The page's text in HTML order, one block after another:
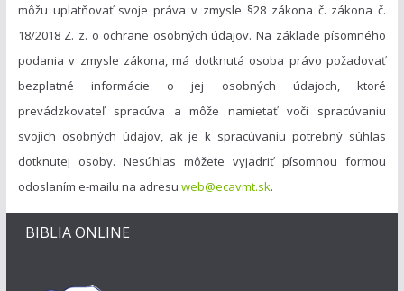
môžu uplatňovať svoje práva v zmysle §28 zákona č. zákona č.
18/2018 Z. z. o ochrane osobných údajov. Na základe písomného
podania v zmysle zákona, má dotknutá osoba právo požadovať
bezplatné informácie o jej osobných údajoch, ktoré
prevádzkovateľ spracúva a môže namietať voči spracúvaniu
svojich osobných údajov, ak je k spracúvaniu potrebný súhlas
dotknutej osoby. Nesúhlas môžete vyjadriť písomnou formou
odoslaním e-mailu na adresu web@ecavmt.sk.
BIBLIA ONLINE